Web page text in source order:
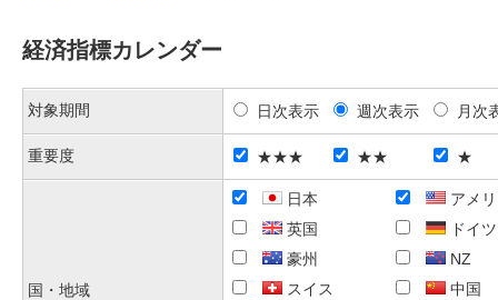
経済指標カレンダー
対象期間 日次表示 週次表示 月次
重要度 ★★★ ★★ ★
国・地域
日本
アメ
英国
ドイツ
豪州
NZ
スイス
中国